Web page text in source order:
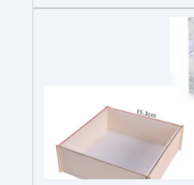
użytkowanie formy
Rozmiar: 9 cm x 8,5 cm
biały